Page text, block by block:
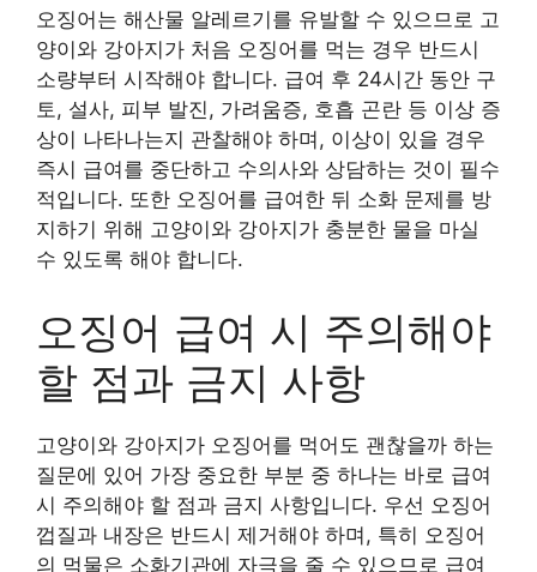
오징어는 해산물 알레르기를 유발할 수 있으므로 고
양이와 강아지가 처음 오징어를 먹는 경우 반드시
소량부터 시작해야 합니다. 급여 후 24시간 동안 구
토, 설사, 피부 발진, 가려움증, 호흡 곤란 등 이상 증
상이 나타나는지 관찰해야 하며, 이상이 있을 경우
즉시 급여를 중단하고 수의사와 상담하는 것이 필수
적입니다. 또한 오징어를 급여한 뒤 소화 문제를 방
지하기 위해 고양이와 강아지가 충분한 물을 마실
수 있도록 해야 합니다.
오징어 급여 시 주의해야
할 점과 금지 사항
고양이와 강아지가 오징어를 먹어도 괜찮을까 하는
질문에 있어 가장 중요한 부분 중 하나는 바로 급여
시 주의해야 할 점과 금지 사항입니다. 우선 오징어
껍질과 내장은 반드시 제거해야 하며, 특히 오징어
의 먹물은 소화기관에 자극을 줄 수 있으므로 급여